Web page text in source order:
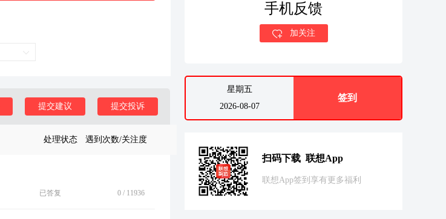
提交投诉
提交建议
处理状态 遇到次数/关注度
已答复 0 / 11936
手机反馈
加关注
星期五
2026-08-07
签到
扫码下载 联想App
联想App签到享有更多福利